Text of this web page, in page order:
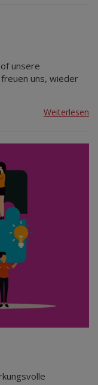
unsere
uns, wieder
Weiterlesen